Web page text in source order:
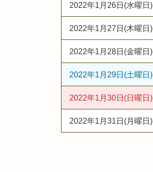
2022年1月26日(水曜日)
2022年1月27日(木曜日)
2022年1月28日(金曜日)
2022年1月29日(土曜日)
2022年1月30日(日曜日)
2022年1月31日(月曜日)